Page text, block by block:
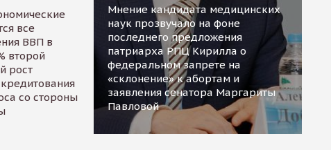
все
ВВП в
второй
рост
со стороны
Мнение кандидата медицинских
наук прозвучало на фоне
последнего предложения
патриарха РПЦ Кирилла о
федеральном запрете на
«склонение» к абортам и
заявления сенатора Маргариты
Павловой